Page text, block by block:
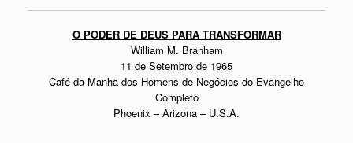
O PODER DE DEUS PARA TRANSFORMAR
William M. Branham
11 de Setembro de 1965
Café da Manhã dos Homens de Negócios do Evangelho
Completo
Phoenix – Arizona – U.S.A.